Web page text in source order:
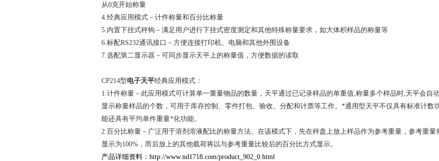
从0克开始称量
4.经典应用模式－计件称量和百分比称量
5.内置下挂式秤钩－满足用户进行下挂式密度测定和其他特殊称量要求，如大体积样品的称量等
6.标配RS232通讯接口－方便连接打印机、电脑和其他外围设备
7.选配第二显示器－可同步显示天平上的称量值，方便数据的读取
CP214型电子天平经典应用模式：
1.计件称量－此应用模式可计算单一重量物品的数量，天平通过已记录样品的单重值,称量多个样品时,天平会自动
显示称量样品的个数，可用于库存控制、零件打包、验收、分配和计票等工作。*通用型天平不仅具有标准计数
能还具有平均单件重量*化功能。
2.百分比称量－广泛用于溶剂溶液配比的称量方法。在该模式下，先在秤盘上放上样品作为参考重量，参考重量
显示为100%，而后放上的其他载荷将以与参考重量比较后的百分比方式显示。
产品详细资料： http://www.nd1718.com/product_902_0.html